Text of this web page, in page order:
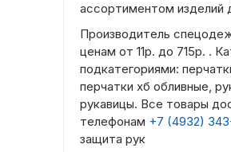
ассортиментом изделий
Производитель
ценам от 11р. до 715р. .
подкатегориями:
перчатки хб обливные,
рукавицы. Все товары
телефонам +7 (4932)
защита рук